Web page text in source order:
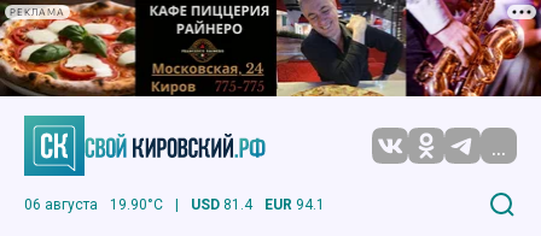
РЕКЛАМА
...
06 августа 19.90°C | USD 81.4 EUR 94.1